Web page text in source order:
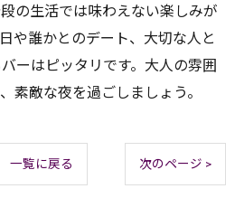
の生活では味わえない楽しみが
や誰かとのデート、大切な人と
ーはピッタリです。大人の雰囲
素敵な夜を過ごしましょう。
一覧に戻る 次のページ >